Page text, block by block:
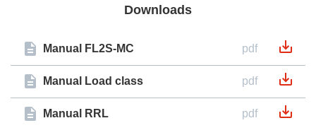
Downloads
Manual FL2S-MC pdf
Manual Load class pdf
Manual RRL pdf